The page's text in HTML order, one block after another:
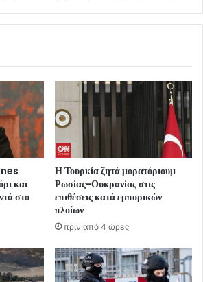
και
στο
Η Τουρκία ζητά μορατόριουμ
Ρωσίας-Ουκρανίας στις
επιθέσεις κατά εμπορικών
πλοίων
πριν από 4 ώρες